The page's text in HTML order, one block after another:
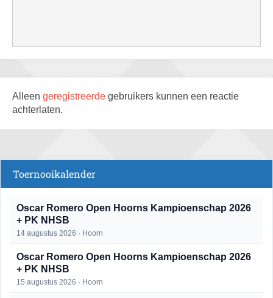
Alleen geregistreerde gebruikers kunnen een reactie
achterlaten.
Toernooikalender
Oscar Romero Open Hoorns Kampioenschap 2026
+ PK NHSB
14 augustus 2026 · Hoorn
Oscar Romero Open Hoorns Kampioenschap 2026
+ PK NHSB
15 augustus 2026 · Hoorn